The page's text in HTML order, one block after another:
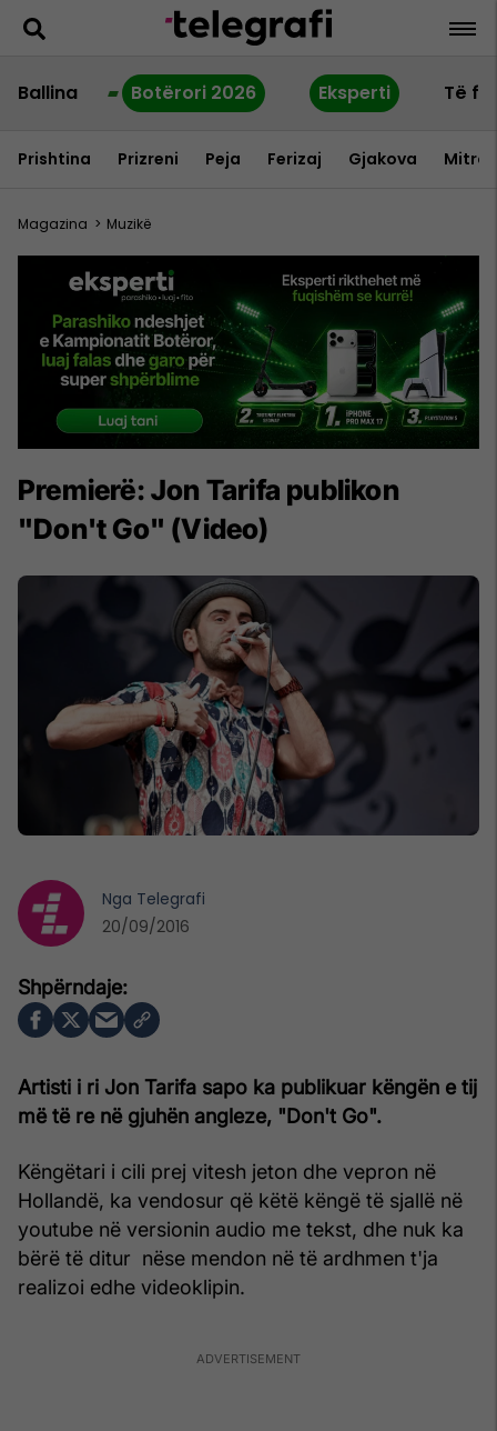
Ballina Botërori 2026 Eksperti Të
Prishtina Prizreni Peja Ferizaj Gjakova
Magazina > Muzikë
Premierë: Jon Tarifa publikon
"Don't Go" (Video)
Artisti i ri Jon Tarifa sapo ka publikuar këngën e tij
më të re në gjuhën angleze, "Don't Go".
Këngëtari i cili prej vitesh jeton dhe vepron në
Hollandë, ka vendosur që këtë këngë të sjallë në
youtube në versionin audio me tekst, dhe nuk ka
bërë të ditur nëse mendon në të ardhmen t'ja
realizoi edhe videoklipin.
Nga Telegrafi
20/09/2016